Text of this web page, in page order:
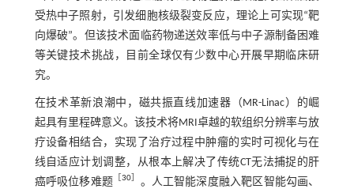
受热中子照射，引发细胞核级裂变反应，理论上可实现“靶
向爆破”。但该技术面临药物递送效率低与中子源制备困难
等关键技术挑战，目前全球仅有少数中心开展早期临床研
究。
在技术革新浪潮中，磁共振直线加速器（MR-Linac）的崛
起具有里程碑意义。该技术将MRI卓越的软组织分辨率与放
疗设备相结合，实现了治疗过程中肿瘤的实时可视化与在
线自适应计划调整，从根本上解决了传统CT无法捕捉的肝
癌呼吸位移难题［30］ 。人工智能深度融入靶区智能勾画、